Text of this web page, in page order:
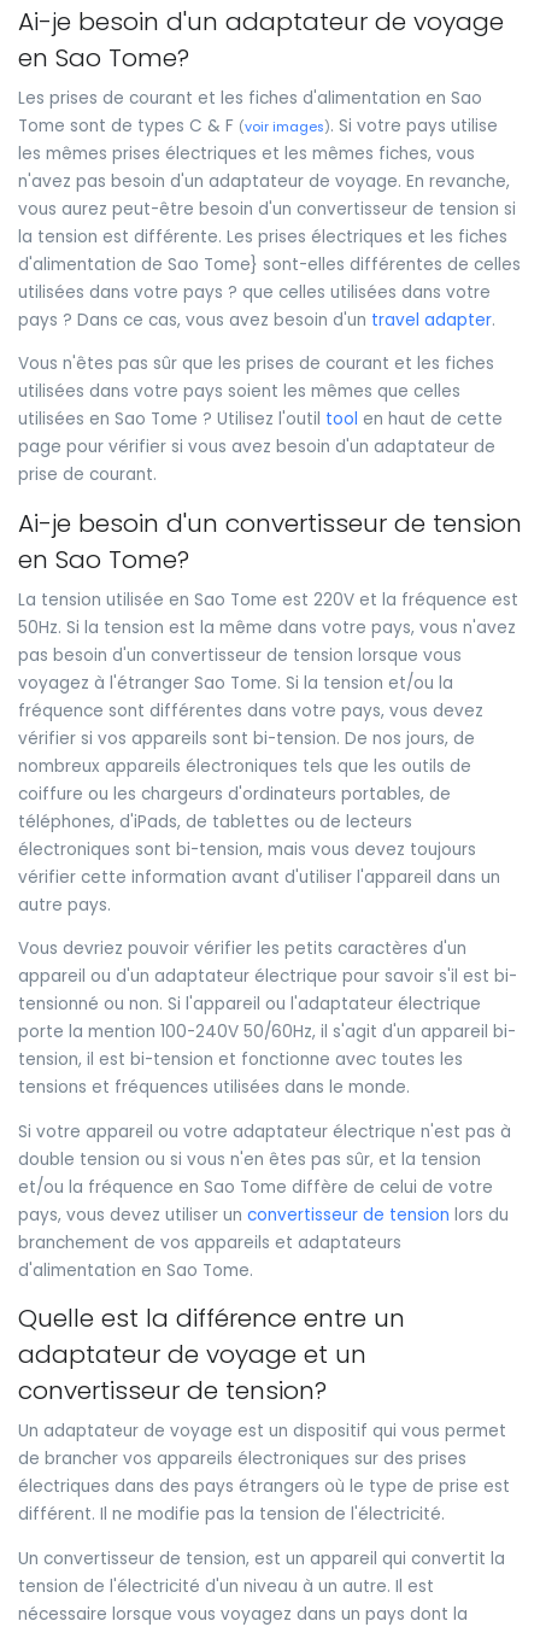
Ai-je besoin d'un adaptateur de voyage
en Sao Tome?
Les prises de courant et les fiches d'alimentation en Sao
Tome sont de types C & F (voir images). Si votre pays utilise
les mêmes prises électriques et les mêmes fiches, vous
n'avez pas besoin d'un adaptateur de voyage. En revanche,
vous aurez peut-être besoin d'un convertisseur de tension si
la tension est différente. Les prises électriques et les fiches
d'alimentation de Sao Tome} sont-elles différentes de celles
utilisées dans votre pays ? que celles utilisées dans votre
pays ? Dans ce cas, vous avez besoin d'un travel adapter.
Vous n'êtes pas sûr que les prises de courant et les fiches
utilisées dans votre pays soient les mêmes que celles
utilisées en Sao Tome ? Utilisez l'outil tool en haut de cette
page pour vérifier si vous avez besoin d'un adaptateur de
prise de courant.
Ai-je besoin d'un convertisseur de tension
en Sao Tome?
La tension utilisée en Sao Tome est 220V et la fréquence est
50Hz. Si la tension est la même dans votre pays, vous n'avez
pas besoin d'un convertisseur de tension lorsque vous
voyagez à l'étranger Sao Tome. Si la tension et/ou la
fréquence sont différentes dans votre pays, vous devez
vérifier si vos appareils sont bi-tension. De nos jours, de
nombreux appareils électroniques tels que les outils de
coiffure ou les chargeurs d'ordinateurs portables, de
téléphones, d'iPads, de tablettes ou de lecteurs
électroniques sont bi-tension, mais vous devez toujours
vérifier cette information avant d'utiliser l'appareil dans un
autre pays.
Vous devriez pouvoir vérifier les petits caractères d'un
appareil ou d'un adaptateur électrique pour savoir s'il est bi-
tensionné ou non. Si l'appareil ou l'adaptateur électrique
porte la mention 100-240V 50/60Hz, il s'agit d'un appareil bi-
tension, il est bi-tension et fonctionne avec toutes les
tensions et fréquences utilisées dans le monde.
Si votre appareil ou votre adaptateur électrique n'est pas à
double tension ou si vous n'en êtes pas sûr, et la tension
et/ou la fréquence en Sao Tome diffère de celui de votre
pays, vous devez utiliser un convertisseur de tension lors du
branchement de vos appareils et adaptateurs
d'alimentation en Sao Tome.
Quelle est la différence entre un
adaptateur de voyage et un
convertisseur de tension?
Un adaptateur de voyage est un dispositif qui vous permet
de brancher vos appareils électroniques sur des prises
électriques dans des pays étrangers où le type de prise est
différent. Il ne modifie pas la tension de l'électricité.
Un convertisseur de tension, est un appareil qui convertit la
tension de l'électricité d'un niveau à un autre. Il est
nécessaire lorsque vous voyagez dans un pays dont la